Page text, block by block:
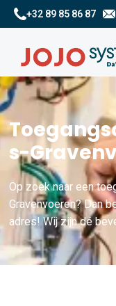
+32 89 85 86 87
s-
Op zoek naar een
Gravenvoeren? Dan
adres! Wij zijn dé